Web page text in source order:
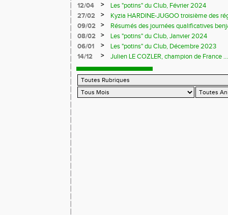
12/04
>
Les "potins" du Club, Février 2024
27/02
>
Kyzia HARDINE-JUGOO troisième des
09/02
>
Résumés des journées qualificatives
08/02
>
Les "potins" du Club, Janvier 2024
06/01
>
Les "potins" du Club, Décembre 2023
14/12
> Julien LE COZLER, champion de France ...